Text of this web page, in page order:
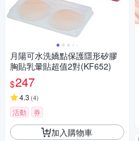
月陽可水洗嬌點保護隱形矽膠
胸貼乳暈貼超值2對(KF652)
$247
4.3 (4)
活動 券
加入購物車